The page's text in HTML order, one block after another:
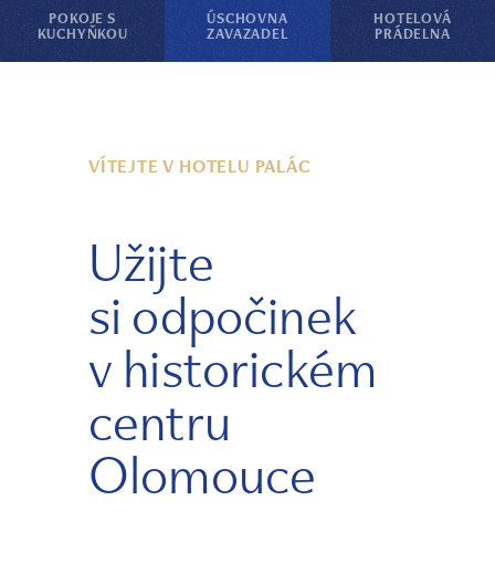
POKOJE S
KUCHYŇKOU
ÚSCHOVNA
ZAVAZADEL
HOTELOVÁ
PRÁDELNA
VÍTEJTE V HOTELU PALÁC
Užijte
si odpočinek
v historickém
centru
Olomouce